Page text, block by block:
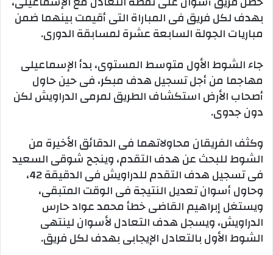
بهدف لكل فريق فى المباراة التى أقيمت بينهما ضمن
مباريات الجولة السابعة عشرة لمسابقة الدورى.
جاء الشوط الأول متوسط المستوى، بدأ الإسماعيلى
مهاجما من أجل تسجيل هدف مبكر، فى حين حاول
أصحاب الأرض استكشاف الطريق لمرمى الدراويش لكن
دون جدوى.
وكثف الفريقان محاولاتهما فى الدقائق الأخيرة من
الشوط للبحث عن هدف التقدم، وينجح شوقى السعيد
فى تسجيل هدف التقدم للدراويش فى الدقيقة 42،
وحاول أسوان تعديل النتيجة فى الوقت المتبقى،
ويستغل إبراهيم القاضى خطأ محمد عواد حارس
الدراويش، ويسجل هدف التعادل لأسوان لينتهى
الشوط الأول بالتعادل الإيجابى بهدف لكل فريق.